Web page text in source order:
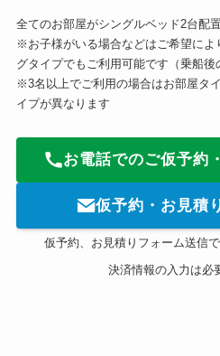
全てのお部屋がシングルベッド2台配
※お子様がいる場合などはご希望によ
グタイプでもご利用可能です（乗船後
※3名以上でご利用の場合はお部屋タ
イプが異なります
お電話でのご仮予約
仮予約・お見積
仮予約、お見積りフォーム送信
決済情報の入力は必